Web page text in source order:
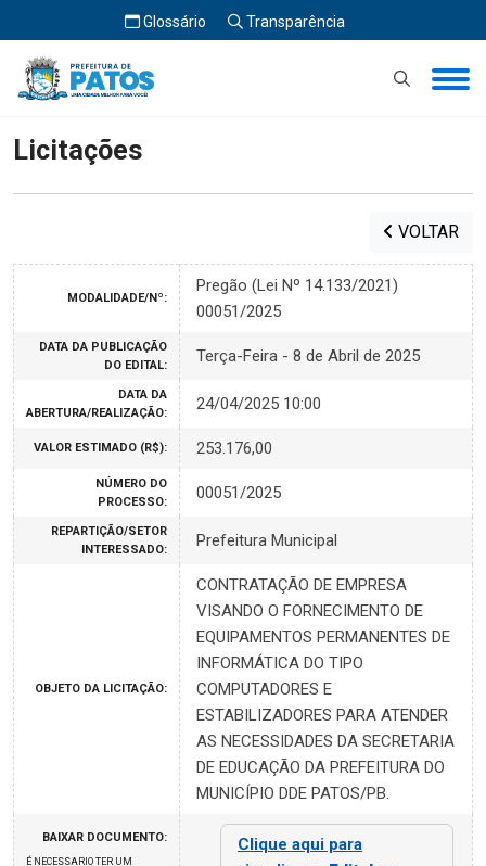
Glossário Transparência
Início Licitações
Licitações
VOLTAR
MODALIDADE/Nº:
Pregão (Lei Nº 14.133/2021)
00051/2025
DATA DA PUBLICAÇÃO
DO EDITAL:
Terça-Feira - 8 de Abril de 2025
DATA DA
ABERTURA/REALIZAÇÃO:
24/04/2025 10:00
VALOR ESTIMADO (R$): 253.176,00
NÚMERO DO
PROCESSO:
00051/2025
REPARTIÇÃO/SETOR
INTERESSADO:
Prefeitura Municipal
OBJETO DA LICITAÇÃO:
CONTRATAÇÃO DE EMPRESA
VISANDO O FORNECIMENTO DE
EQUIPAMENTOS PERMANENTES DE
INFORMÁTICA DO TIPO
COMPUTADORES E
ESTABILIZADORES PARA ATENDER
AS NECESSIDADES DA SECRETARIA
DE EDUCAÇÃO DA PREFEITURA DO
MUNICÍPIO DDE PATOS/PB.
BAIXAR DOCUMENTO:
É NECESSARIO TER UM
Clique aqui para